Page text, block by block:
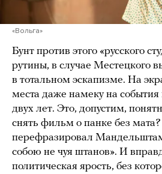
«Вольга»
Бунт против этого «русского
рутины, в случае Местецкого
в тотальном эскапизме. На
места даже намеку на события
двух лет. Это, допустим,
снять фильм о панке без
перефразировал
собою не чуя штанов». И
политическая ярость, без